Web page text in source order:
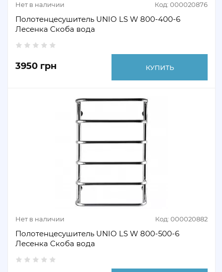
Нет в наличии Код: 000020876
Полотенцесушитель UNIO LS W 800-400-6
Лесенка Скоба вода
3950 грн КУПИТЬ
Нет в наличии Код: 000020882
Полотенцесушитель UNIO LS W 800-500-6
Лесенка Скоба вода